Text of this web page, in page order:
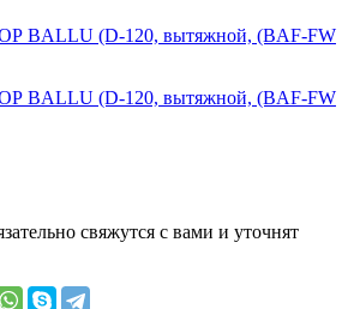
свяжутся с вами и уточнят